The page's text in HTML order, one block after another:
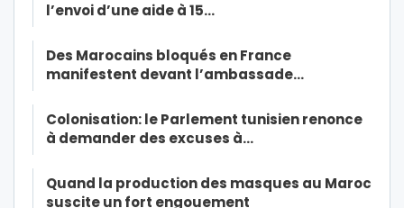
l’envoi d’une aide à 15…
Des Marocains bloqués en France
manifestent devant l’ambassade…
Colonisation: le Parlement tunisien renonce
à demander des excuses à…
Quand la production des masques au Maroc
suscite un fort engouement